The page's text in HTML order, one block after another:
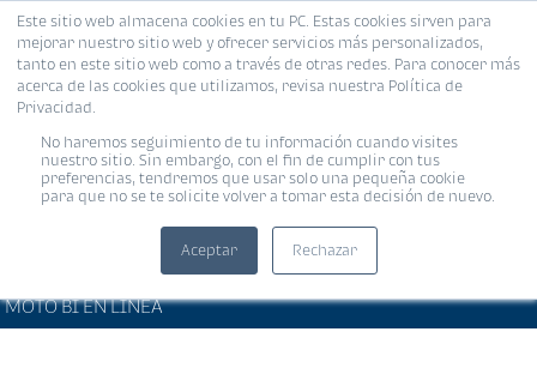
Este sitio web almacena cookies en tu PC. Estas cookies sirven para
mejorar nuestro sitio web y ofrecer servicios más personalizados,
tanto en este sitio web como a través de otras redes. Para conocer más
acerca de las cookies que utilizamos, revisa nuestra Política de
Privacidad.
No haremos seguimiento de tu información cuando visites
nuestro sitio. Sin embargo, con el fin de cumplir con tus
preferencias, tendremos que usar solo una pequeña cookie
para que no se te solicite volver a tomar esta decisión de nuevo.
Aceptar Rechazar
MENÚ
MOTO BI EN LÍNEA